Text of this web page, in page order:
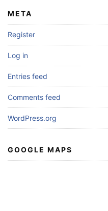
META
Register
Log in
Entries feed
Comments feed
WordPress.org
GOOGLE MAPS